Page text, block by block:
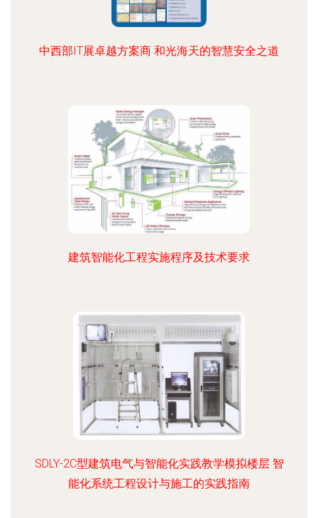
中西部IT展卓越方案商 和光海天的智慧安全之道
建筑智能化工程实施程序及技术要求
SDLY-2C型建筑电气与智能化实践教学模拟楼层 智
能化系统工程设计与施工的实践指南